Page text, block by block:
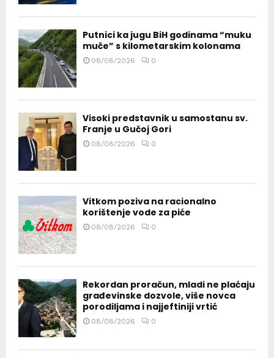
Putnici ka jugu BiH godinama “muku
muče” s kilometarskim kolonama
08/08/2026 0
Visoki predstavnik u samostanu sv.
Franje u Gučoj Gori
08/08/2026 0
Vitkom poziva na racionalno
korištenje vode za piće
08/08/2026 0
Rekordan proračun, mladi ne plaćaju
građevinske dozvole, više novca
porodiljama i najjeftiniji vrtić
08/08/2026 0